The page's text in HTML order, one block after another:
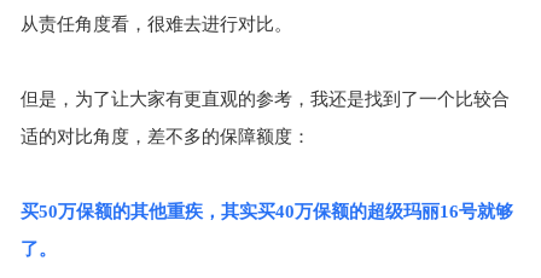
从责任角度看，很难去进行对比。
但是，为了让大家有更直观的参考，我还是找到了一个比较合
适的对比角度，差不多的保障额度：
买50万保额的其他重疾，其实买40万保额的超级玛丽16号就够
了。